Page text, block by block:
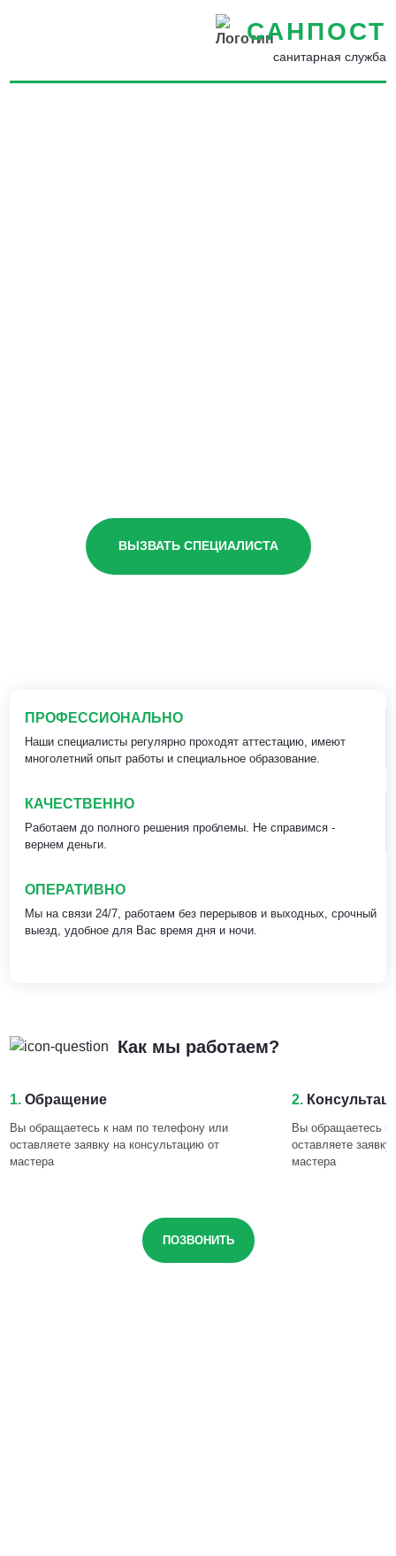
САНПОСТ
санитарная служба
ВЫЗВАТЬ СПЕЦИАЛИСТА
ПРОФЕССИОНАЛЬНО
Наши специалисты регулярно проходят аттестацию, имеют
многолетний опыт работы и специальное образование.
КАЧЕСТВЕННО
Работаем до полного решения проблемы. Не справимся -
вернем деньги.
ОПЕРАТИВНО
Мы на связи 24/7, работаем без перерывов и выходных, срочный
выезд, удобное для Вас время дня и ночи.
Как мы работаем?
1. Обращение
Вы обращаетесь к нам по телефону или
оставляете заявку на консультацию от
мастера
2.
Вы обращаетесь
оставляете
мастера
ПОЗВОНИТЬ